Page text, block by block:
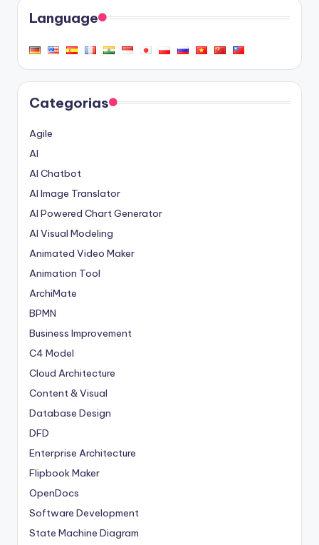
Language
Categorias
Agile
AI
AI Chatbot
AI Image Translator
AI Powered Chart Generator
AI Visual Modeling
Animated Video Maker
Animation Tool
ArchiMate
BPMN
Business Improvement
C4 Model
Cloud Architecture
Content & Visual
Database Design
DFD
Enterprise Architecture
Flipbook Maker
OpenDocs
Software Development
State Machine Diagram